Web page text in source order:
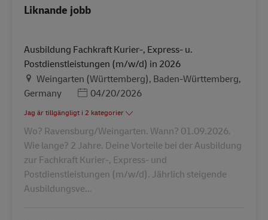
Liknande jobb
Ausbildung Fachkraft Kurier-, Express- u.
Postdienstleistungen (m/w/d) in 2026
PlatsWeingarten (Württemberg), Baden-Württemberg,
Germany
Posted Date
04/20/2026
Jag är tillgängligt i 2 kategorier
Wo? Ravensburg/Weingarten. Wann? 01.09.2026.
Wie lange? 2 Jahre. Deine Vorteile bei der Ausbildung
zur Fachkraft Kurier-, Express- und
Postdienstleistungen (m/w/d). Jährlich steigende
Ausbildungsve...